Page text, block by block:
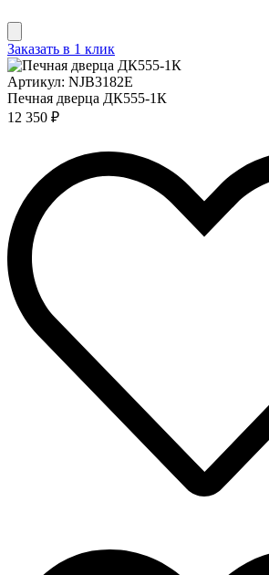
Заказать в 1 клик
Артикул: NJB3182E
Печная дверца ДК555-1К
12 350 ₽